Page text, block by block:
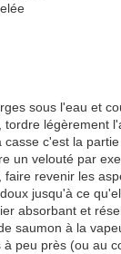
sous l'eau et
tordre légèrement
casse c'est la
un velouté par
faire revenir les
jusqu'à ce
absorbant et
saumon à la
à peu près (ou au